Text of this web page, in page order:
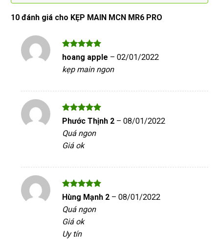
xịn
phí.
Rất
tôt
10 đánh giá cho KẸP MAIN MCN MR6 PRO
Được xếp
hạng5 5
sao
hoang apple – 02/01/2022
kẹp main ngon
Được xếp
hạng
sao
Phước Thịnh 2 – 08/01/2022
Quá ngon
Giá ok
Được xếp
hạng
5
sao
Hùng Mạnh 2 – 08/01/2022
Quá ngon
Giá ok
Uy tín